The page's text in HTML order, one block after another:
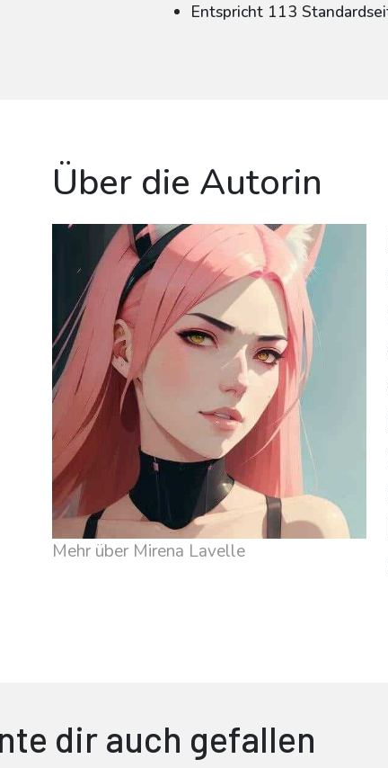
Entspricht 113
Über die Autorin
Mehr über Mirena Lavelle
dir auch gefallen